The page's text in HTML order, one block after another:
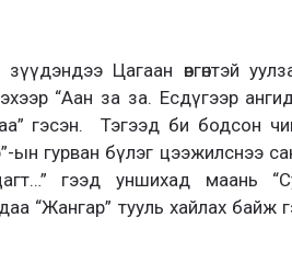
Цагаан өвгөнтэй
“Аан за за. Есдүгээр
гэсэн. Тэгээд би бодсон
гурван бүлэг цээжилснээ
гээд уншихад маань
“Жангар” тууль хайлах